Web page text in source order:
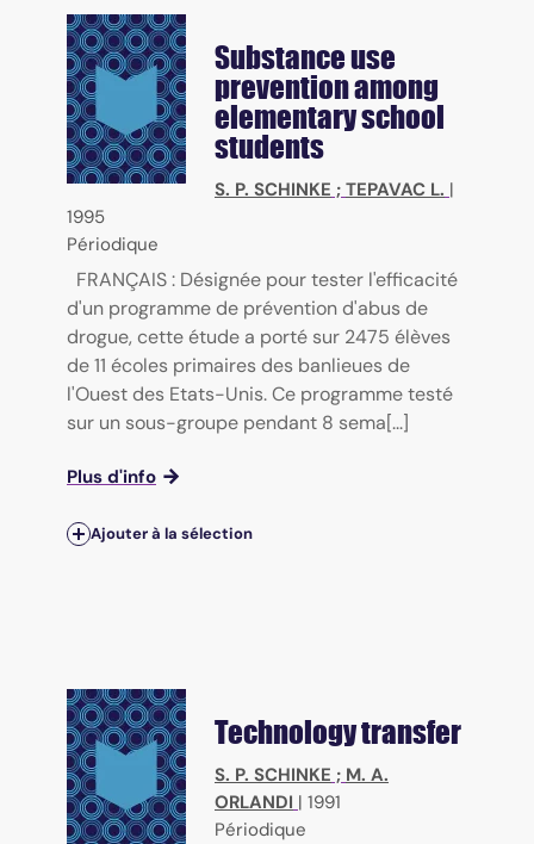
Substance use
prevention among
elementary school
students
S. P. SCHINKE ; TEPAVAC L. |
1995
Périodique
FRANÇAIS : Désignée pour tester l'efficacité
d'un programme de prévention d'abus de
drogue, cette étude a porté sur 2475 élèves
de 11 écoles primaires des banlieues de
l'Ouest des Etats-Unis. Ce programme testé
sur un sous-groupe pendant 8 sema[...]
Plus d'info
Ajouter à la sélection
Technology transfer
S. P. SCHINKE ; M. A.
ORLANDI | 1991
Périodique